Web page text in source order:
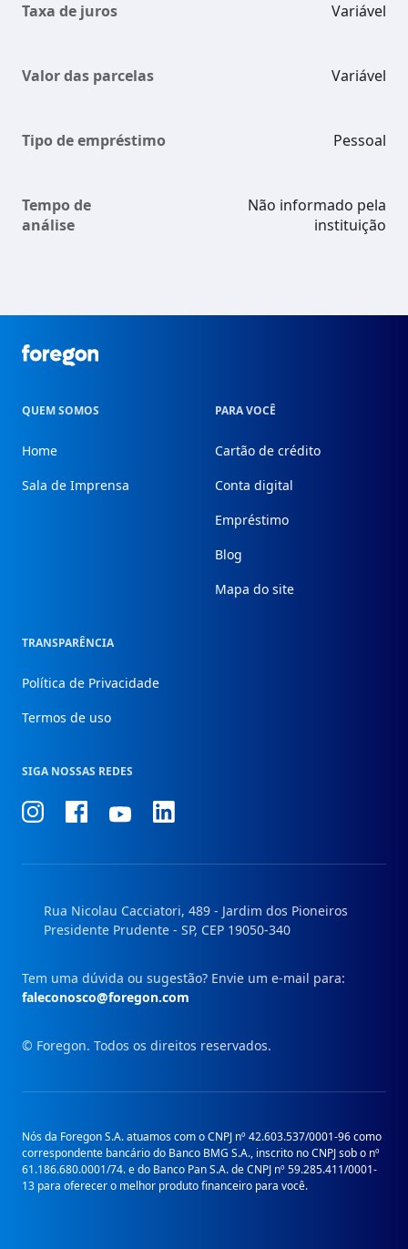
Taxa de juros Variável
Valor das parcelas Variável
Tipo de empréstimo Pessoal
Tempo de
análise
Não informado pela
instituição
Foregon.com
QUEM SOMOS
Home
Sala de Imprensa
PARA VOCÊ
Cartão de crédito
Conta digital
Empréstimo
Blog
Mapa do site
TRANSPARÊNCIA
Política de Privacidade
Termos de uso
SIGA NOSSAS REDES
ConheçaConheçaConheçaConheça
Rua Nicolau Cacciatori, 489 - Jardim dos Pioneiros
Presidente Prudente - SP, CEP 19050-340
Tem uma dúvida ou sugestão? Envie um e-mail para:
faleconosco@foregon.com
© Foregon. Todos os direitos reservados.
Nós da Foregon S.A. atuamos com o CNPJ nº 42.603.537/0001-96 como
correspondente bancário do Banco BMG S.A., inscrito no CNPJ sob o nº
61.186.680.0001/74. e do Banco Pan S.A. de CNPJ nº 59.285.411/0001-
13 para oferecer o melhor produto financeiro para você.